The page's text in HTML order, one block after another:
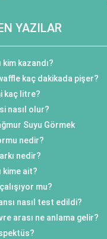
YAZILAR
kim kazandı?
kaç dakikada pişer?
kaç litre?
nasıl olur?
Suyu Görmek
nedir?
nedir?
kime ait?
mu?
nasıl test edildi?
arası ne anlama gelir?